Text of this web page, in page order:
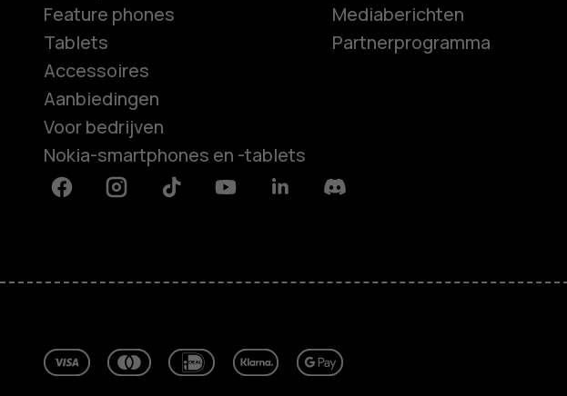
Over ons
Feature phones
Tablets
Accessoires
Aanbiedingen
Voor bedrijven
Nokia-smartphones en -tablets
Mediaberichten
Partnerprogramma
FacebookInstagramTiktok YoutubeLinkedinDiscord